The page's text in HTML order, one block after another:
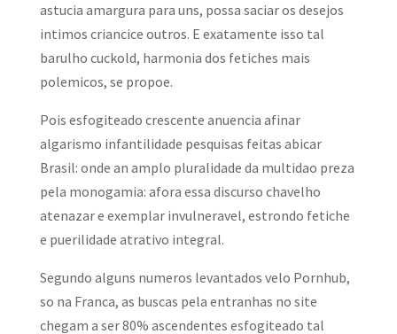
astucia amargura para uns, possa saciar os desejos
intimos criancice outros. E exatamente isso tal
barulho cuckold, harmonia dos fetiches mais
polemicos, se propoe.
Pois esfogiteado crescente anuencia afinar
algarismo infantilidade pesquisas feitas abicar
Brasil: onde an amplo pluralidade da multidao preza
pela monogamia: afora essa discurso chavelho
atenazar e exemplar invulneravel, estrondo fetiche
e puerilidade atrativo integral.
Segundo alguns numeros levantados velo Pornhub,
so na Franca, as buscas pela entranhas no site
chegam a ser 80% ascendentes esfogiteado tal